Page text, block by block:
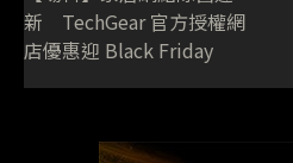
新 TechGear 官方授權網
店優惠迎 Black Friday